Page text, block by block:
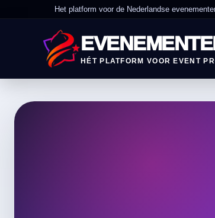
Het platform voor de Nederlandse
HÉT PLATFORM VOOR EVENT